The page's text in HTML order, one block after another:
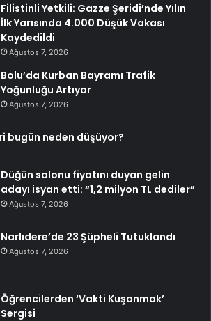
Filistinli Yetkili: Gazze Şeridi’nde Yılın
İlk Yarısında 4.000 Düşük Vakası
Kaydedildi
Ağustos 7, 2026
Bolu’da Kurban Bayramı Trafik
Yoğunluğu Artıyor
Ağustos 7, 2026
bugün neden düşüyor?
Düğün salonu fiyatını duyan gelin
adayı isyan etti: “1,2 milyon TL dediler”
Ağustos 7, 2026
Narlıdere’de 23 Şüpheli Tutuklandı
Ağustos 7, 2026
Öğrencilerden ‘Vakti Kuşanmak’
Sergisi